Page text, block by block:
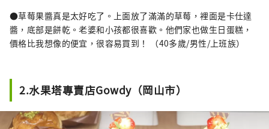
●草莓果醬真是太好吃了。上面放了滿滿的草莓，裡面是卡仕達
醬，底部是餅乾。老婆和小孩都很喜歡。他們家也做生日蛋糕，
價格比我想像的便宜，很容易買到！ （40多歲/男性/上班族）
2.水果塔專賣店Gowdy（岡山市）